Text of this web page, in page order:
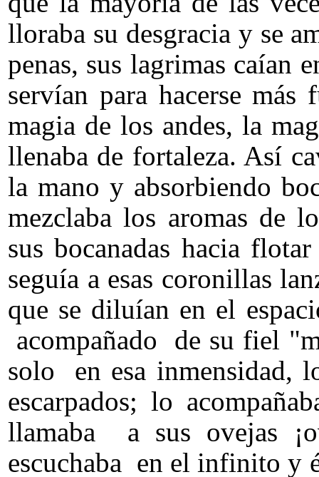
lloraba su desgracia y se
penas, sus lagrimas
servían para hacerse
magia de los andes, la
llenaba de fortaleza. Así
la mano y absorbiendo
mezclaba los aromas de
sus bocanadas hacia
seguía a esas coronillas
que se diluían en el
acompañado de su fiel
solo en esa inmensidad,
escarpados; lo
llamaba a sus ovejas
escuchaba en el infinito y